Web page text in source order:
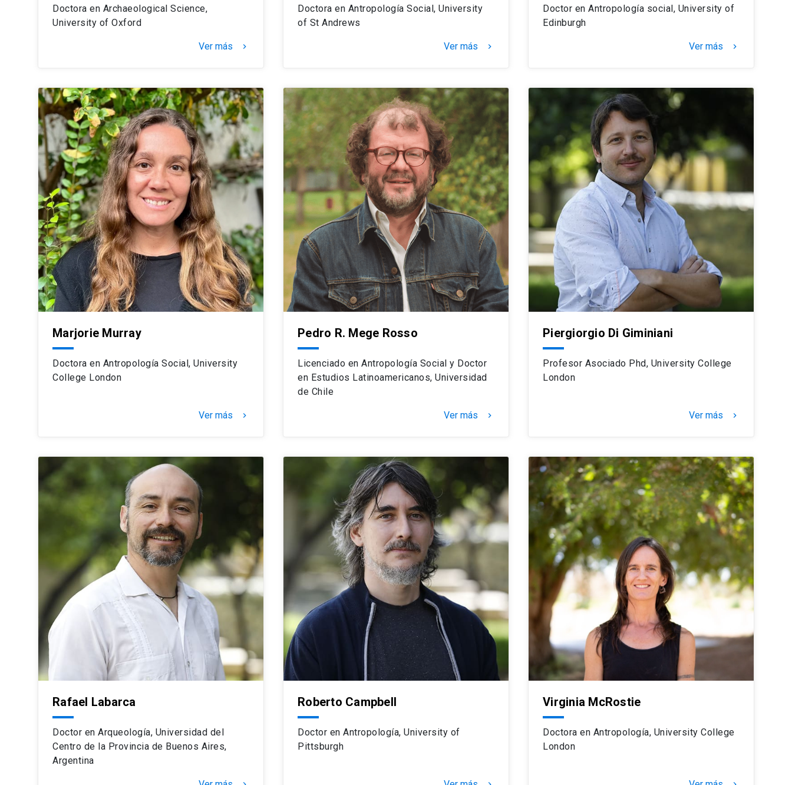
Doctora en Archaeological Science,
University of Oxford
Ver más keyboard_arrow_right
Doctora en Antropología Social, University
of St Andrews
Ver más keyboard_arrow_right
Doctor en Antropología social, University of
Edinburgh
Ver más keyboard_arrow_right
Marjorie Murray
Doctora en Antropología Social, University
College London
Ver más keyboard_arrow_right
Pedro R. Mege Rosso
Licenciado en Antropología Social y Doctor
en Estudios Latinoamericanos, Universidad
de Chile
Ver más keyboard_arrow_right
Piergiorgio Di Giminiani
Profesor Asociado Phd, University College
London
Ver más keyboard_arrow_right
Rafael Labarca
Doctor en Arqueología, Universidad del
Centro de la Provincia de Buenos Aires,
Argentina
Roberto Campbell
Doctor en Antropología, University of
Pittsburgh
Virginia McRostie
Doctora en Antropología, University College
London